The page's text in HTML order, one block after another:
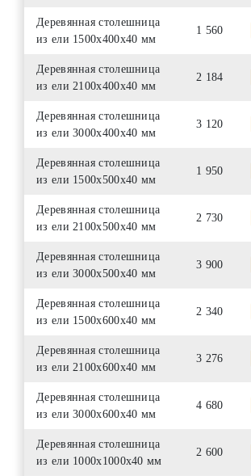
Деревянная столешница
из ели 1500х400х40 мм
1 560
Деревянная столешница
из ели 2100х400х40 мм
2 184
Деревянная столешница
из ели 3000х400х40 мм
3 120
Деревянная столешница
из ели 1500х500х40 мм
1 950
Деревянная столешница
из ели 2100х500х40 мм
2 730
Деревянная столешница
из ели 3000х500х40 мм
3 900
Деревянная столешница
из ели 1500х600х40 мм
2 340
Деревянная столешница
из ели 2100х600х40 мм
3 276
Деревянная столешница
из ели 3000х600х40 мм
4 680
Деревянная столешница
из ели 1000х1000х40 мм
2 600